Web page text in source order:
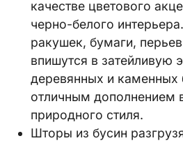
качестве цветового
черно-белого
ракушек, бумаги,
впишутся в затейливую
деревянных и каменных
отличным дополнением
природного стиля.
Шторы из бусин